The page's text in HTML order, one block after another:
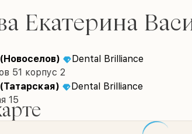
Екатерина
Dental Brilliance
51 корпус 2
Dental Brilliance
15